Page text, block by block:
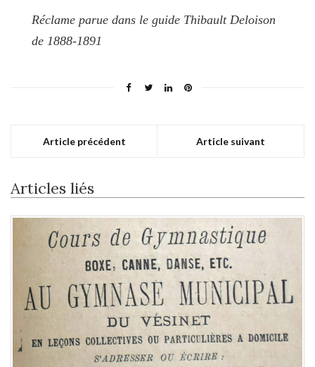
Réclame parue dans le guide Thibault Deloison
de 1888-1891
Article précédent Article suivant
Articles liés